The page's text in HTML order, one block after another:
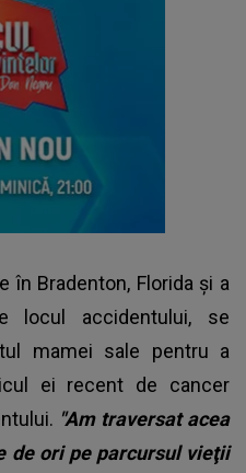
în Bradenton, Florida și a
locul accidentului, se
mamei sale pentru a
ei recent de cancer
"Am traversat acea
de ori pe parcursul vieţii